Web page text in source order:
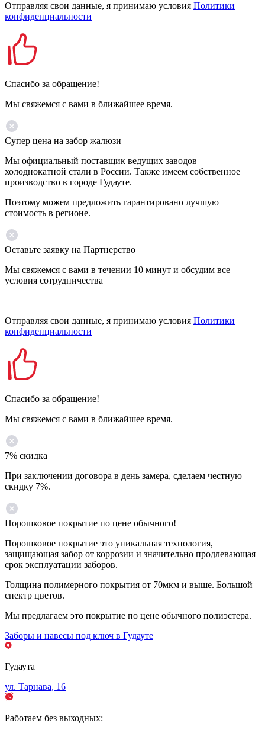
Отправляя свои данные, я принимаю условия Политики
конфиденциальности
Спасибо за обращение!
Мы свяжемся с вами в ближайшее время.
Супер цена на забор жалюзи
Мы официальный поставщик ведущих заводов
холоднокатной стали в России. Также имеем собственное
производство в городе Гудауте.
Поэтому можем предложить гарантировано лучшую
стоимость в регионе.
Оставьте заявку на Партнерство
Мы свяжемся с вами в течении 10 минут и обсудим все
условия сотрудничества
Отправляя свои данные, я принимаю условия Политики
конфиденциальности
Спасибо за обращение!
Мы свяжемся с вами в ближайшее время.
7% скидка
При заключении договора в день замера, сделаем честную
скидку 7%.
Порошковое покрытие по цене обычного!
Порошковое покрытие это уникальная технология,
защищающая забор от коррозии и значительно продлевающая
срок эксплуатации заборов.
Толщина полимерного покрытия от 70мкм и выше. Большой
спектр цветов.
Мы предлагаем это покрытие по цене обычного полиэстера.
Заборы и навесы под ключ в Гудауте
Гудаута
ул. Тарнава, 16
Работаем без выходных: